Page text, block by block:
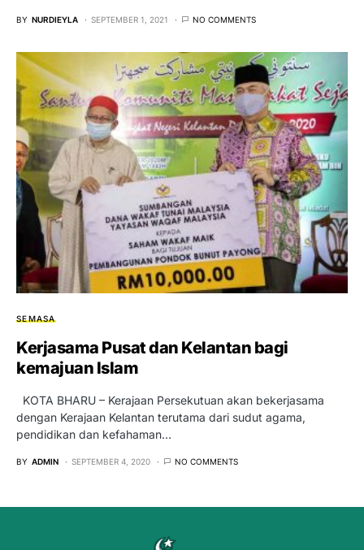
BY NURDIEYLA SEPTEMBER 1, 2021 NO COMMENTS
SEMASA
Kerjasama Pusat dan Kelantan bagi
kemajuan Islam
KOTA BHARU – Kerajaan Persekutuan akan bekerjasama
dengan Kerajaan Kelantan terutama dari sudut agama,
pendidikan dan kefahaman…
BY ADMIN SEPTEMBER 4, 2020 NO COMMENTS